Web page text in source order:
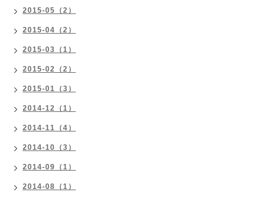
2015-05（2）
2015-04（2）
2015-03（1）
2015-02（2）
2015-01（3）
2014-12（1）
2014-11（4）
2014-10（3）
2014-09（1）
2014-08（1）